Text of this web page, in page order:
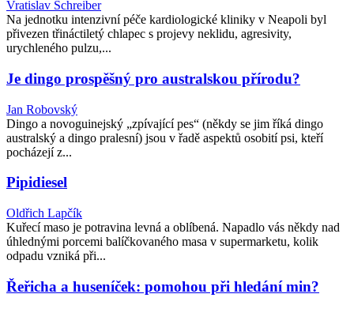
Vratislav Schreiber
Na jednotku intenzivní péče kardiologické kliniky v Neapoli byl
přivezen třináctiletý chlapec s projevy neklidu, agresivity,
urychleného pulzu,...
Je dingo prospěšný pro australskou přírodu?
Jan Robovský
Dingo a novoguinejský „zpívající pes“ (někdy se jim říká dingo
australský a dingo pralesní) jsou v řadě aspektů osobití psi, kteří
pocházejí z...
Pipidiesel
Oldřich Lapčík
Kuřecí maso je potravina levná a oblíbená. Napadlo vás někdy nad
úhlednými porcemi balíčkovaného masa v supermarketu, kolik
odpadu vzniká při...
Řeřicha a huseníček: pomohou při hledání min?